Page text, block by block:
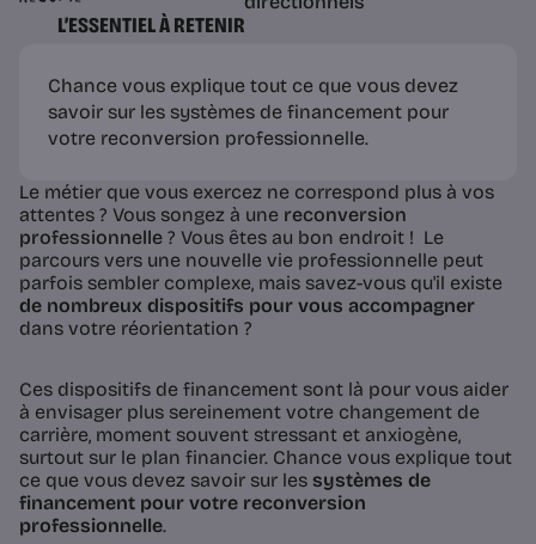
L’ESSENTIEL À RETENIR
Chance vous explique tout ce que vous devez
savoir sur les systèmes de financement pour
votre reconversion professionnelle.
Le métier que vous exercez ne correspond plus à vos
attentes ? Vous songez à une reconversion
professionnelle ? Vous êtes au bon endroit ! Le
parcours vers une nouvelle vie professionnelle peut
parfois sembler complexe, mais savez-vous qu'il existe
de nombreux dispositifs pour vous accompagner
dans votre réorientation ?
Ces dispositifs de financement sont là pour vous aider
à envisager plus sereinement votre changement de
carrière, moment souvent stressant et anxiogène,
surtout sur le plan financier. Chance vous explique tout
ce que vous devez savoir sur les systèmes de
financement pour votre reconversion
professionnelle.